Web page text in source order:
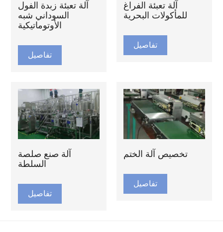
آلة تعبئة زبدة الفول
السوداني شبه
الأوتوماتيكية
تفاصيل
آلة تعبئة الفراغ
للمأكولات البحرية
تفاصيل
آلة صنع صلصة
السلطة
تفاصيل
تخصيص آلة الختم
تفاصيل